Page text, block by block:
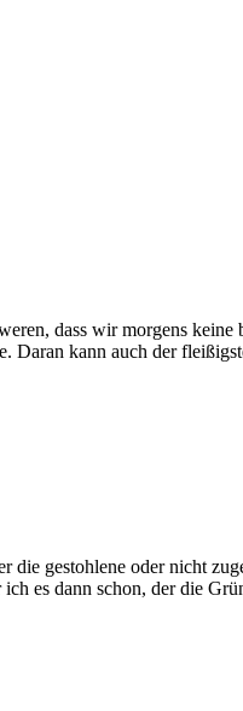
dass wir morgens
kann auch der
gestohlene oder nicht
es dann schon, der die